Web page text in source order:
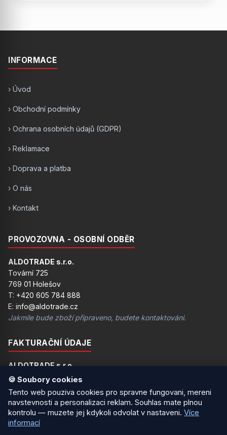
INFORMACE
› Úvod
› Obchodní podmínky
› Ochrana osobních údajů (GDPR)
› Reklamace
› Doprava a platba
› O nás
› Kontakt
PROVOZOVNA - OSOBNÍ ODBĚR
ALDOTRADE s.r.o.
Tovární 725
769 01 Holešov
T: +420 605 784 888
E: info@aldotrade.cz
Jakmile bude zboží připraveno, budete kontaktováni.
FAKTURAČNÍ ÚDAJE
ALDOTRADE s.r.o.
Čechy 47
751 15 Domaželice u Přerova
IČ: 24184853
DIČ: CZ24184853
Na této adrese není možný osobní odběr!
🍪 Soubory cookies
Tento web pouziva cookies pro spravne fungovani, mereni
navstevnosti a personalizaci reklam. Souhlas mate plnou
kontrolu — muzete jej kdykoli odvolat v nastaveni. Více
informací